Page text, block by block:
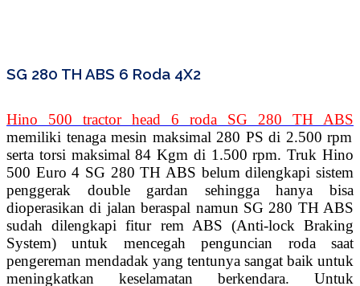
SG 280 TH ABS 6 Roda 4X2
Hino 500 tractor head 6 roda SG 280 TH ABS
memiliki tenaga mesin maksimal 280 PS di 2.500 rpm
serta torsi maksimal 84 Kgm di 1.500 rpm. Truk Hino
500 Euro 4 SG 280 TH ABS belum dilengkapi sistem
penggerak double gardan sehingga hanya bisa
dioperasikan di jalan beraspal namun SG 280 TH ABS
sudah dilengkapi fitur rem ABS (Anti-lock Braking
System) untuk mencegah penguncian roda saat
pengereman mendadak yang tentunya sangat baik untuk
meningkatkan keselamatan berkendara. Untuk